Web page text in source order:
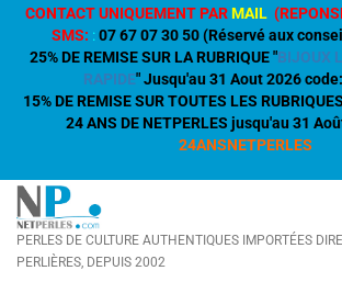
CONTACT UNIQUEMENT PARMAIL
SMS: :07 67 07 30 50 (Réservé aux
25% DE REMISE SUR LA RUBRIQUE "BIJOUX
RAPIDE" Jusqu'au 31 Aout 2026 code:
15% DE REMISE SUR TOUTES LES
24 ANS DE NETPERLES jusqu'au 31
24ANSNETPERLES
PERLES DE CULTURE AUTHENTIQUES IMPORTÉES
PERLIÈRES, DEPUIS 2002